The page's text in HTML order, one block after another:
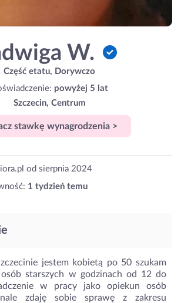
W.
Część etatu, Dorywczo
powyżej 5 lat
Szczecin, Centrum
stawkę wynagrodzenia >
od sierpnia 2024
1 tydzień temu
jestem kobietą po 50 szukam
starszych w godzinach od 12 do
w pracy jako opiekun osób
zdaję sobie sprawę z zakresu